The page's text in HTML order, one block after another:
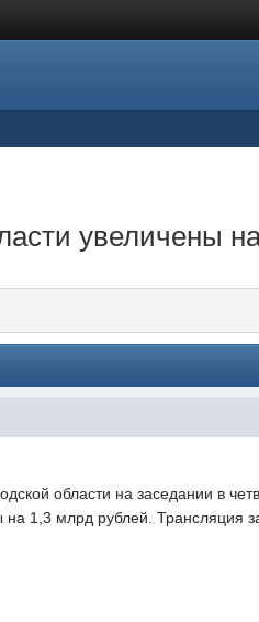
увеличены
области на заседании в
1,3 млрд рублей. Трансляция